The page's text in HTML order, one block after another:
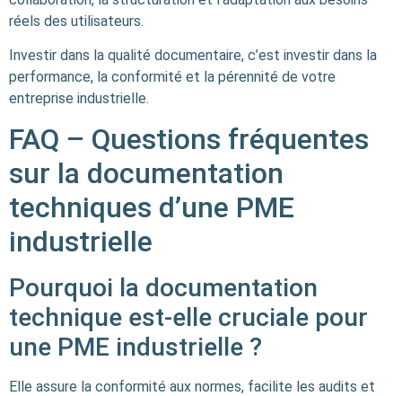
réels des utilisateurs.
Investir dans la qualité documentaire, c’est investir dans la
performance, la conformité et la pérennité de votre
entreprise industrielle.
FAQ – Questions fréquentes
sur la documentation
techniques d’une PME
industrielle
Pourquoi la documentation
technique est-elle cruciale pour
une PME industrielle ?
Elle assure la conformité aux normes, facilite les audits et